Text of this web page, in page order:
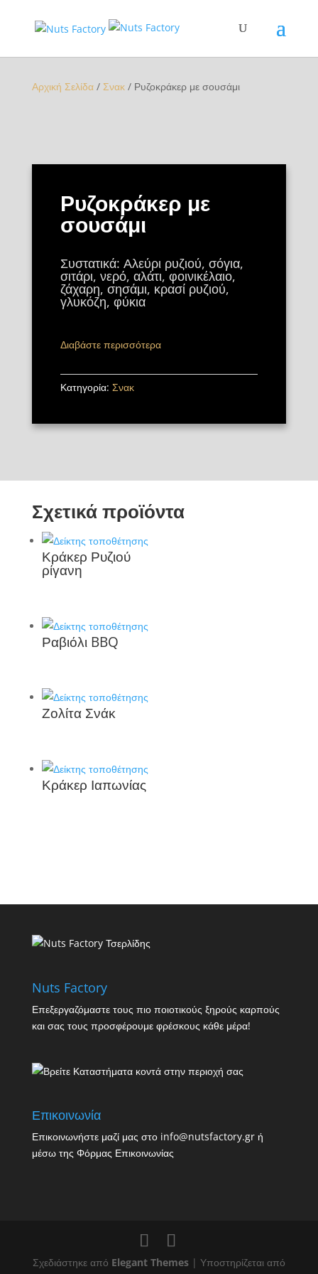
Αρχική Σελίδα/ Σνακ/ Ρυζοκράκερ με σουσάμι
Ρυζοκράκερ με
σουσάμι
Συστατικά: Αλεύρι ρυζιού, σόγια,
σιτάρι, νερό, αλάτι, φοινικέλαιο,
ζάχαρη, σησάμι, κρασί ρυζιού,
γλυκόζη, φύκια
Διαβάστε περισσότερα
Κατηγορία: Σνακ
Σχετικά προϊόντα
Κράκερ Ρυζιού
ρίγανη
Ραβιόλι BBQ
Ζολίτα Σνάκ
Κράκερ Ιαπωνίας
Nuts Factory
Επεξεργαζόμαστε τους πιο ποιοτικούς ξηρούς καρπούς
και σας τους προσφέρουμε φρέσκους κάθε μέρα!
Επικοινωνία
Επικοινωνήστε μαζί μας στο info@nutsfactory.gr ή
μέσω της Φόρμας Επικοινωνίας
Σχεδιάστηκε από Elegant Themes| Υποστηρίζεται από